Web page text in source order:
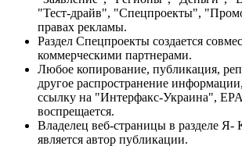
"Тест-драйв", "Спецпроекты",
правах рекламы.
Раздел Спецпроекты создается
коммерческими партнерами.
Любое копирование, публикация,
другое распространение
ссылку на "Интерфакс-Украина",
воспрещается.
Владелец веб-страницы в разделе Я-
является автор публикации.